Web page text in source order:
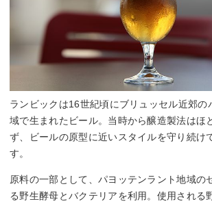
ランビックは16世紀頃にブリュッセル近郊の
域で生まれたビール。当時から醸造製法はほ
ず、ビールの原型に近いスタイルを守り続け
す。
原料の一部として、パヨッテンラント地域の
る野生酵母とバクテリアを利用。使用される